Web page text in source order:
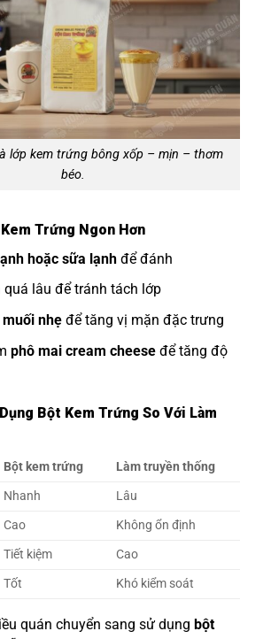
lớp kem trứng bông xốp – mịn – thơm
béo.
Trứng Ngon Hơn
hoặc sữa lạnhđể đánh
quá lâu để tránh tách lớp
muối nhẹđể tăng vị mặn đặc trưng
phô mai cream cheeseđể tăng độ
Bột Kem Trứng So Với Làm
Bột kem trứng
Làm truyền thống
Nhanh
Lâu
Cao
Không ổn định
Tiết kiệm
Cao
Tốt Khó kiểm soát
quán chuyển sang sử dụng bột